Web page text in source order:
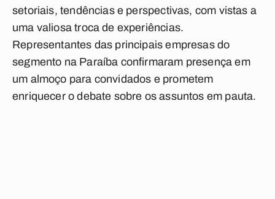
setoriais, tendências e perspectivas, com vistas a
uma valiosa troca de experiências.
Representantes das principais empresas do
segmento na Paraíba confirmaram presença em
um almoço para convidados e prometem
enriquecer o debate sobre os assuntos em pauta.